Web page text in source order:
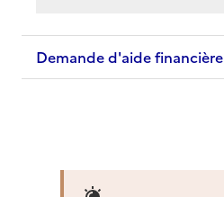
Demande d'aide financière